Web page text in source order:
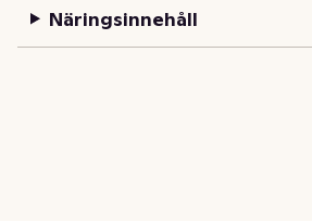
Näringsinnehåll